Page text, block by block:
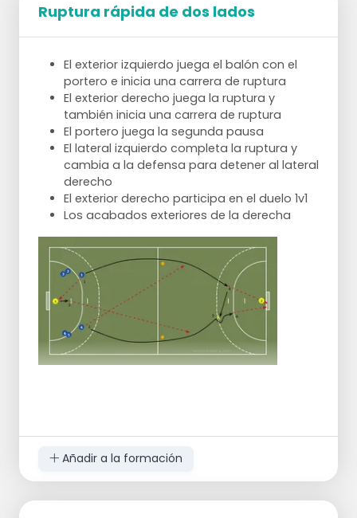
Ruptura rápida de dos lados
El exterior izquierdo juega el balón con el
portero e inicia una carrera de ruptura
El exterior derecho juega la ruptura y
también inicia una carrera de ruptura
El portero juega la segunda pausa
El lateral izquierdo completa la ruptura y
cambia a la defensa para detener al lateral
derecho
El exterior derecho participa en el duelo 1v1
Los acabados exteriores de la derecha
Añadir a la formación